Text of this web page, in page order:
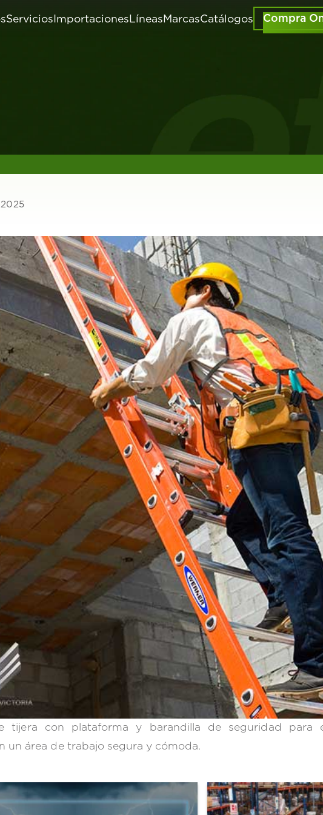
ServiciosImportacionesLíneasMarcasCatálogos Compra
tijera con plataforma y barandilla de seguridad para
un área de trabajo segura y cómoda.